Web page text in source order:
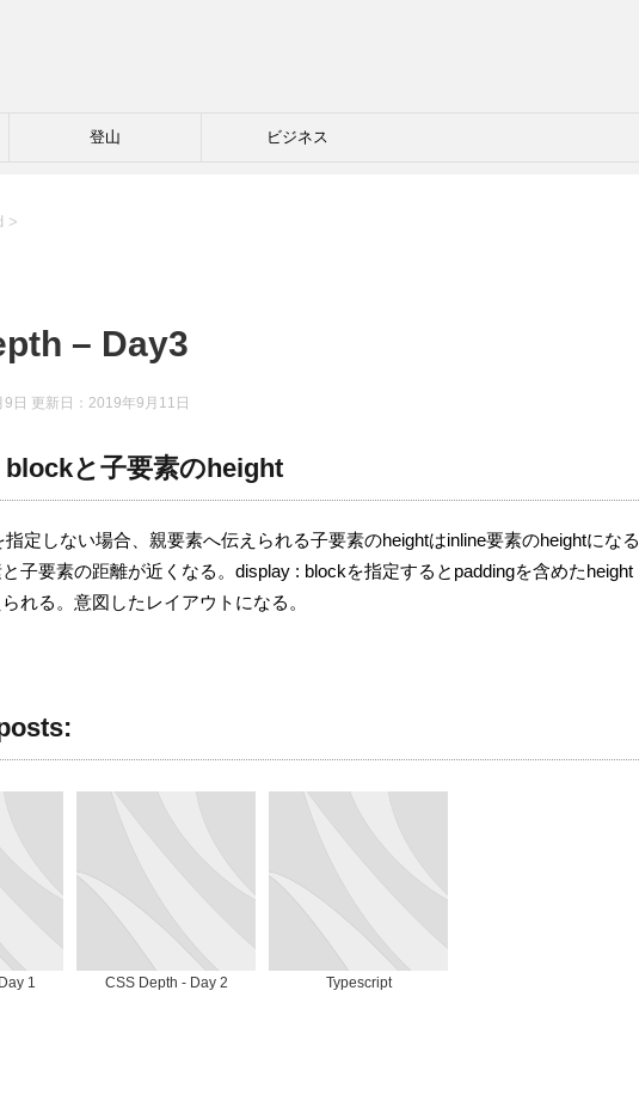
登山 ビジネス
>
– Day3
日 更新日： 2019年9月11日
と子要素のheight
定しない場合、親要素へ伝えられる子要素のheightはinline要素のheightになる
子要素の距離が近くなる。display : blockを指定するとpaddingを含めたheight
れる。意図したレイアウトになる。
1 CSS Depth - Day 2 Typescript